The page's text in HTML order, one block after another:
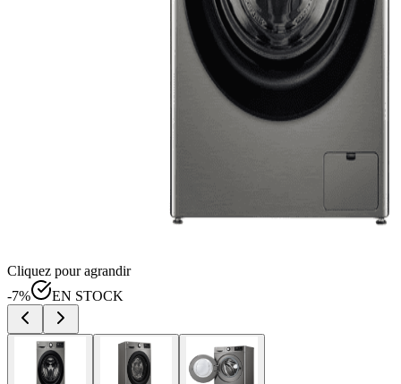
Cliquez pour agrandir
-7% EN STOCK